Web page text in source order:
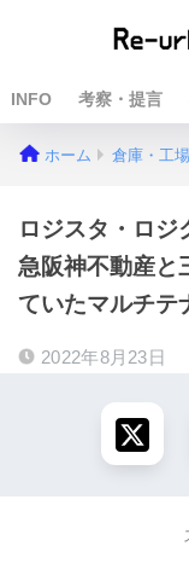
INFO 考察・提言
ホーム 倉庫・工
ロジスタ・ロジ
急阪神不動産と
ていたマルチテ
2022年8月23日